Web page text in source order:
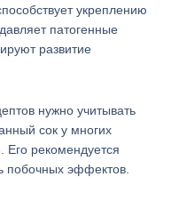
укреплению
патогенные
развитие
нужно учитывать
сок у многих
Его рекомендуется
побочных эффектов.